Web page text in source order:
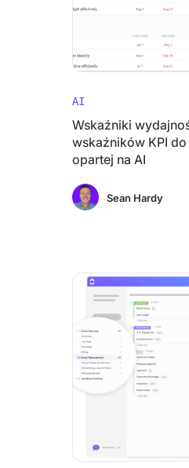
AI
Wskaźniki
wskaźników KPI
opartej na AI
Sean Hardy